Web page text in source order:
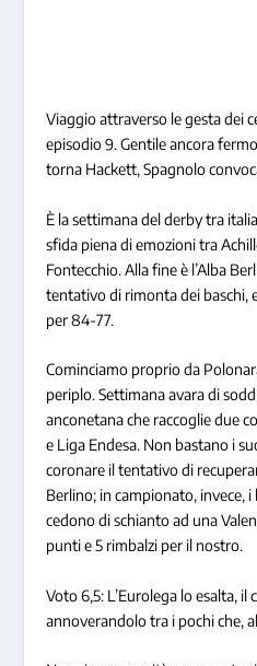
Viaggio attraverso le gesta dei
episodio 9. Gentile ancora
torna Hackett, Spagnolo
È la settimana del derby tra
sfida piena di emozioni tra
Fontecchio. Alla fine è l’Alba
tentativo di rimonta dei baschi,
per 84-77.
Cominciamo proprio da
periplo. Settimana avara di
anconetana che raccoglie due
e Liga Endesa. Non bastano i
coronare il tentativo di
Berlino; in campionato, invece,
cedono di schianto ad una
punti e 5 rimbalzi per il nostro.
Voto 6,5: L’Eurolega lo esalta,
annoverandolo tra i pochi che,